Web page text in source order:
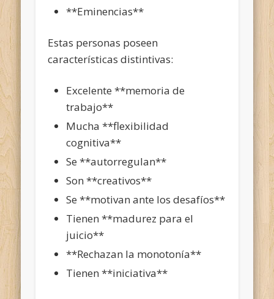
**Eminencias**
Estas personas poseen
características distintivas:
Excelente **memoria de
trabajo**
Mucha **flexibilidad
cognitiva**
Se **autorregulan**
Son **creativos**
Se **motivan ante los desafíos**
Tienen **madurez para el
juicio**
**Rechazan la monotonía**
Tienen **iniciativa**